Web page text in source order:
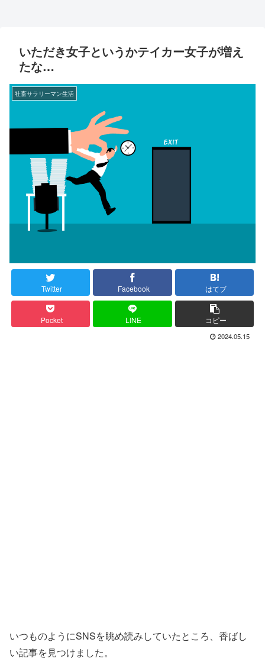
いただき女子というかテイカー女子が増え
たな…
社畜サラリーマン生活
Twitter Facebook はてブ
Pocket LINE コピー
2024.05.15
いつものようにSNSを眺め読みしていたところ、香ばし
い記事を見つけました。